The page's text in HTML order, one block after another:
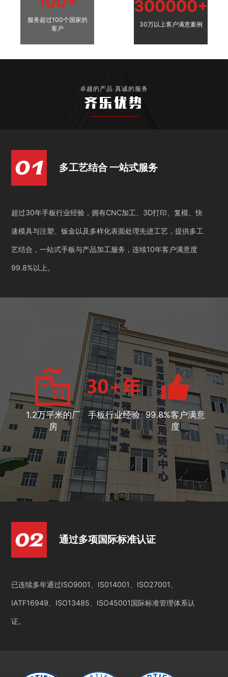
服务超过100个国家的
客户
300000+
30万以上客户满意案例
卓越的产品 真诚的服务
齐乐优势
多工艺结合 一站式服务
超过30年手板行业经验，拥有CNC加工、3D打印、复模、快
速模具与注塑、钣金以及多样化表面处理先进工艺，提供多工
艺结合，一站式手板与产品加工服务，连续10年客户满意度
99.8%以上。
1.2万平米的厂
房
手板行业经验 99.8%客户满意
度
通过多项国际标准认证
已连续多年通过ISO9001、IS014001、ISO27001、
IATF16949、ISO13485、ISO45001国际标准管理体系认
证。